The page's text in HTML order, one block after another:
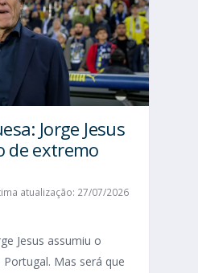
Jorge Jesus
de extremo
atualização: 27/07/2026
Jesus assumiu o
Mas será que